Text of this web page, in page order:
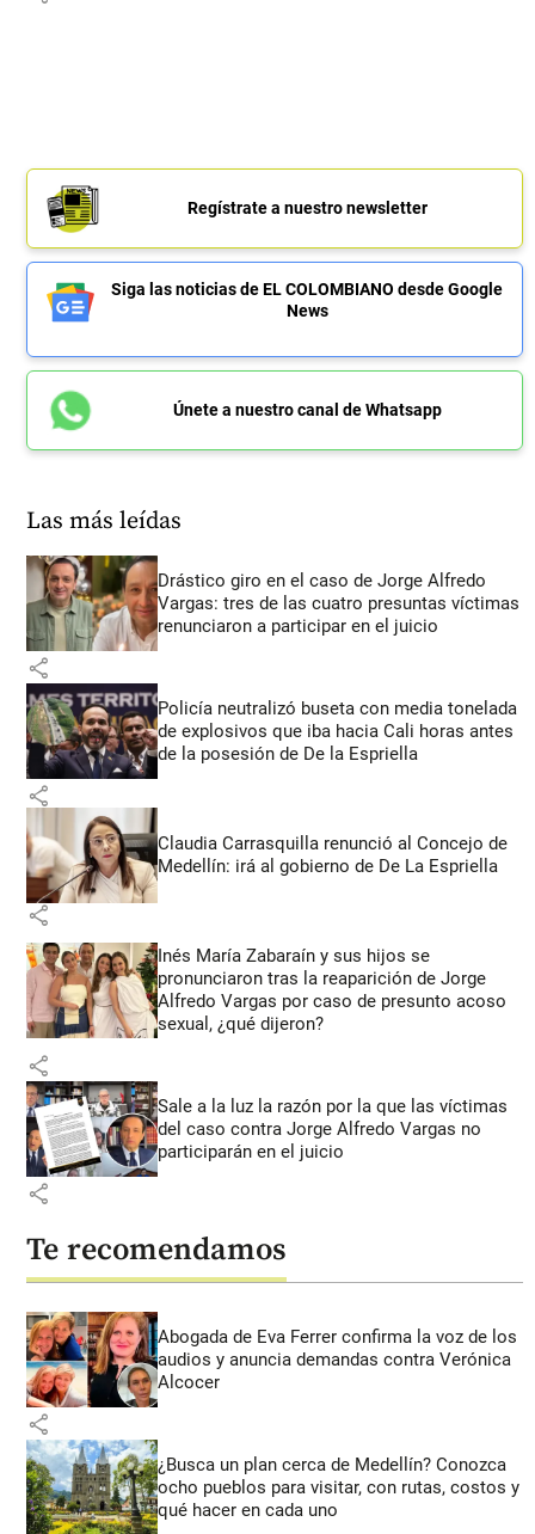
Regístrate a nuestro newsletter
Siga las noticias de EL COLOMBIANO desde Google
News
Únete a nuestro canal de Whatsapp
Las más leídas
Drástico giro en el caso de Jorge Alfredo
Vargas: tres de las cuatro presuntas víctimas
renunciaron a participar en el juicio
share
Policía neutralizó buseta con media tonelada
de explosivos que iba hacia Cali horas antes
de la posesión de De la Espriella
share
Claudia Carrasquilla renunció al Concejo de
Medellín: irá al gobierno de De La Espriella
share
Inés María Zabaraín y sus hijos se
pronunciaron tras la reaparición de Jorge
Alfredo Vargas por caso de presunto acoso
sexual, ¿qué dijeron?
share
Sale a la luz la razón por la que las víctimas
del caso contra Jorge Alfredo Vargas no
participarán en el juicio
share
Te recomendamos
Abogada de Eva Ferrer confirma la voz de los
audios y anuncia demandas contra Verónica
Alcocer
share
¿Busca un plan cerca de Medellín? Conozca
ocho pueblos para visitar, con rutas, costos y
qué hacer en cada uno